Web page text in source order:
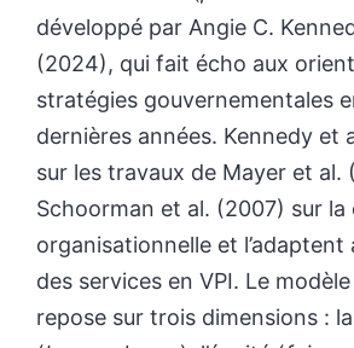
développé par Angie C.
(2024), qui fait écho aux
stratégies gouvernementales
dernières années. Kennedy et
sur les travaux de Mayer et al.
Schoorman et al. (2007) sur
organisationnelle et
des services en VPI. Le
repose sur trois dimensions :